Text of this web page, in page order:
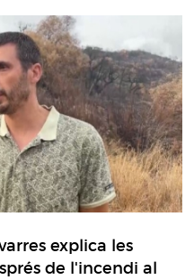
explica les
de l'incendi al